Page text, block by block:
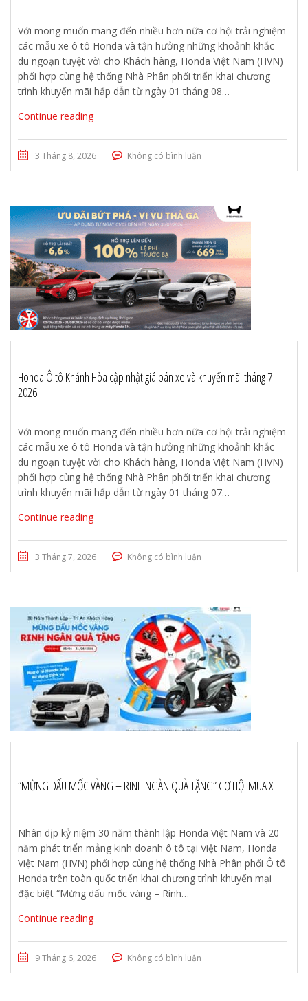
Với mong muốn mang đến nhiều hơn nữa cơ hội trải nghiệm
các mẫu xe ô tô Honda và tận hưởng những khoảnh khắc
du ngoạn tuyệt vời cho Khách hàng, Honda Việt Nam (HVN)
phối hợp cùng hệ thống Nhà Phân phối triển khai chương
trình khuyến mãi hấp dẫn từ ngày 01 tháng 08…
Continue reading
3 Tháng 8, 2026 Không có bình luận
Honda Ô tô Khánh Hòa cập nhật giá bán xe và khuyến mãi tháng 7-
2026
Với mong muốn mang đến nhiều hơn nữa cơ hội trải nghiệm
các mẫu xe ô tô Honda và tận hưởng những khoảnh khắc
du ngoạn tuyệt vời cho Khách hàng, Honda Việt Nam (HVN)
phối hợp cùng hệ thống Nhà Phân phối triển khai chương
trình khuyến mãi hấp dẫn từ ngày 01 tháng 07…
Continue reading
3 Tháng 7, 2026 Không có bình luận
“MỪNG DẤU MỐC VÀNG – RINH NGÀN QUÀ TẶNG” CƠ HỘI MUA X...
Nhân dịp kỷ niệm 30 năm thành lập Honda Việt Nam và 20
năm phát triển mảng kinh doanh ô tô tại Việt Nam, Honda
Việt Nam (HVN) phối hợp cùng hệ thống Nhà Phân phối Ô tô
Honda trên toàn quốc triển khai chương trình khuyến mại
đặc biệt “Mừng dấu mốc vàng – Rinh…
Continue reading
9 Tháng 6, 2026 Không có bình luận